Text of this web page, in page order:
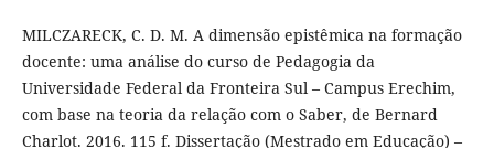
MILCZARECK, C. D. M. A dimensão epistêmica na formação
docente: uma análise do curso de Pedagogia da
Universidade Federal da Fronteira Sul – Campus Erechim,
com base na teoria da relação com o Saber, de Bernard
Charlot. 2016. 115 f. Dissertação (Mestrado em Educação) –